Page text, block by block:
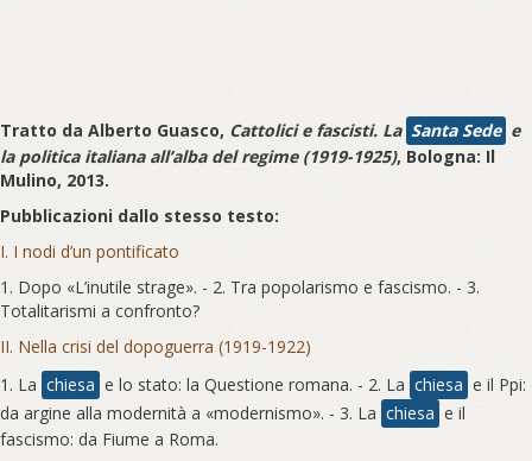
Tratto da Alberto Guasco, Cattolici e fascisti. La Santa Sede e
la politica italiana all’alba del regime (1919-1925), Bologna: Il
Mulino, 2013.
Pubblicazioni dallo stesso testo:
I. I nodi d’un pontificato
1. Dopo «L’inutile strage». - 2. Tra popolarismo e fascismo. - 3.
Totalitarismi a confronto?
II. Nella crisi del dopoguerra (1919-1922)
1. La chiesa e lo stato: la Questione romana. - 2. La chiesa e il Ppi:
da argine alla modernità a «modernismo». - 3. La chiesa e il
fascismo: da Fiume a Roma.